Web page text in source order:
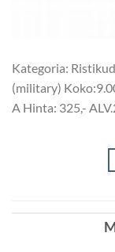
Kategoria:
(military)
A Hinta: 325,-